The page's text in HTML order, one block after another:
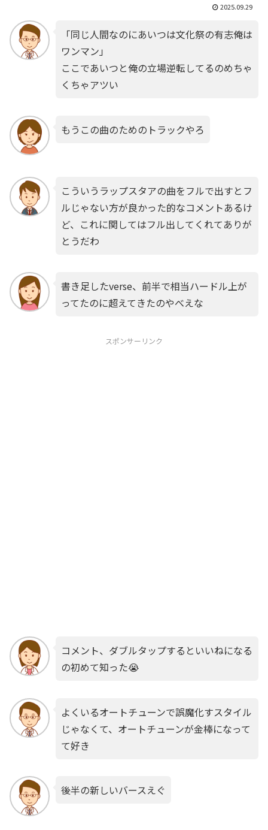
2025.09.29
「同じ人間なのにあいつは文化祭の有志俺は
ワンマン」
ここであいつと俺の立場逆転してるのめちゃ
くちゃアツい
もうこの曲のためのトラックやろ
こういうラップスタアの曲をフルで出すとフ
ルじゃない方が良かった的なコメントあるけ
ど、これに関してはフル出してくれてありが
とうだわ
書き足したverse、前半で相当ハードル上が
ってたのに超えてきたのやべえな
スポンサーリンク
コメント、ダブルタップするといいねになる
の初めて知った😭
よくいるオートチューンで誤魔化すスタイル
じゃなくて、オートチューンが金棒になって
て好き
後半の新しいバースえぐ